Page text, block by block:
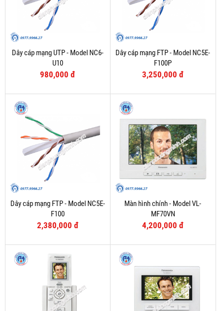
Dây cáp mạng UTP - Model NC6-
U10
980,000 đ
Dây cáp mạng FTP - Model NC5E-
F100P
3,250,000 đ
Dây cáp mạng FTP - Model NC5E-
F100
2,380,000 đ
Màn hình chính - Model VL-
MF70VN
4,200,000 đ